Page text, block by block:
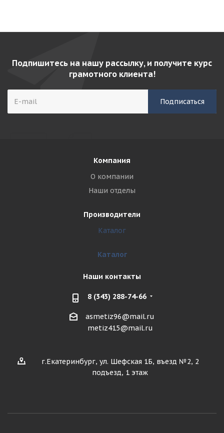
Подпишитесь на нашу рассылку, и получите курс
грамотного клиента!
Компания
О компании
Наши отделы
Производители
Каталог
Каталог
Наши контакты
8 (343) 288-74-66
asmetiz96@mail.ru
metiz415@mail.ru
г.Екатеринбург, ул. Шефская 1Б, въезд №2, 2
подъезд, 1 этаж